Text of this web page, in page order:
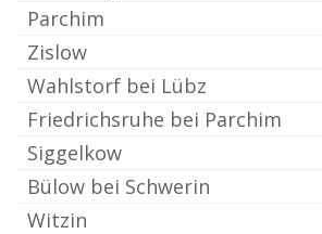
Parchim
Zislow
Wahlstorf bei Lübz
Friedrichsruhe bei Parchim
Siggelkow
Bülow bei Schwerin
Witzin